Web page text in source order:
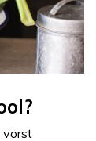
vorst